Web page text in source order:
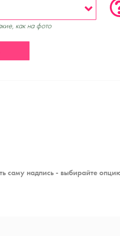
как на фото
саму надпись - выбирайте